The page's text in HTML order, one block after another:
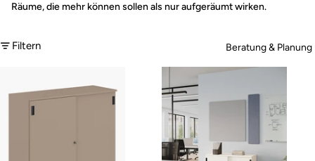
Beratung & Planung
Räume, die mehr können sollen als nur aufgeräumt wirken.
Filtern
Schiebetürenschrank – 77.5 cm